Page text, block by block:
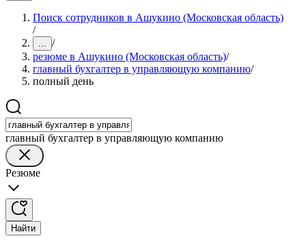
Поиск сотрудников в Ашукино (Московская область)
/
... /
резюме в Ашукино (Московская область)/
главный бухгалтер в управляющую компанию/
полный день
главный бухгалтер в управляющую компанию
Резюме
Найти